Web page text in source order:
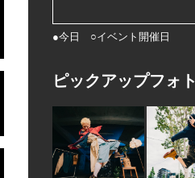
●今日 ○イベント開催日
ピックアップフォト